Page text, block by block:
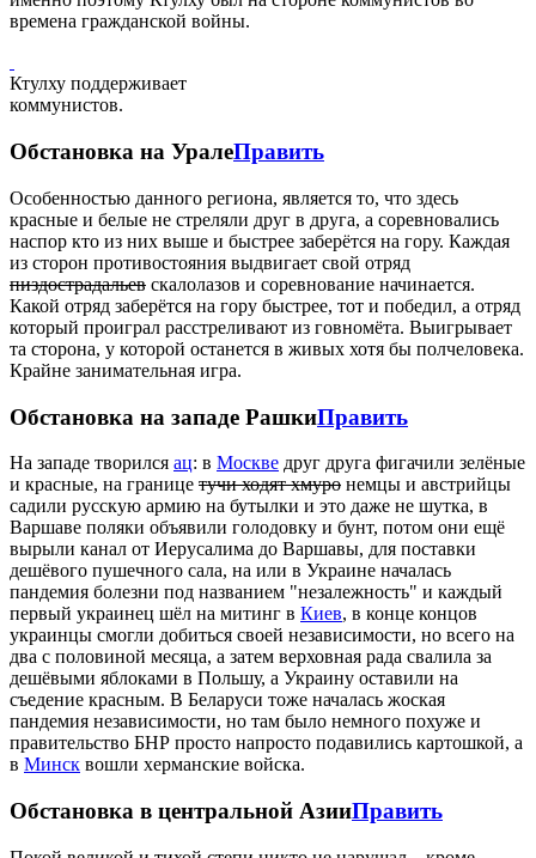
времена гражданской войны.
Ктулху поддерживает
коммунистов.
Обстановка на УралеПравить
Особенностью данного региона, является то, что здесь
красные и белые не стреляли друг в друга, а соревновались
наспор кто из них выше и быстрее заберётся на гору. Каждая
из сторон противостояния выдвигает свой отряд
пиздострадальев скалолазов и соревнование начинается.
Какой отряд заберётся на гору быстрее, тот и победил, а отряд
который проиграл расстреливают из говномёта. Выигрывает
та сторона, у которой останется в живых хотя бы полчеловека.
Крайне занимательная игра.
Обстановка на западе РашкиПравить
На западе творился ац: в Москве друг друга фигачили зелёные
и красные, на границе тучи ходят хмуро немцы и австрийцы
садили русскую армию на бутылки и это даже не шутка, в
Варшаве поляки объявили голодовку и бунт, потом они ещё
вырыли канал от Иерусалима до Варшавы, для поставки
дешёвого пушечного сала, на или в Украине началась
пандемия болезни под названием "незалежность" и каждый
первый украинец шёл на митинг в Киев, в конце концов
украинцы смогли добиться своей независимости, но всего на
два с половиной месяца, а затем верховная рада свалила за
дешёвыми яблоками в Польшу, а Украину оставили на
съедение красным. В Беларуси тоже началась жоская
пандемия независимости, но там было немного похуже и
правительство БНР просто напросто подавились картошкой, а
в Минск вошли херманские войска.
Обстановка в центральной АзииПравить